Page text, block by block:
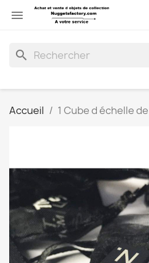

search
Accueil 1 Cube d échelle